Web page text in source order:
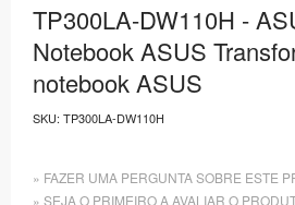
TP300LA-DW110H -
Notebook ASUS
notebook ASUS
SKU: TP300LA-DW110H
» FAZER UMA PERGUNTA SOBRE ESTE
» SEJA O PRIMEIRO A AVALIAR O